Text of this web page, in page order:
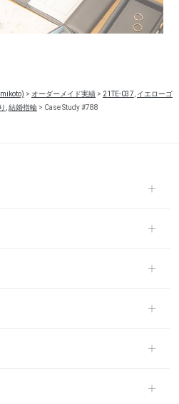
> オーダーメイド実績> 21TE-037, イエローゴ
,結婚指輪> Case Study #788